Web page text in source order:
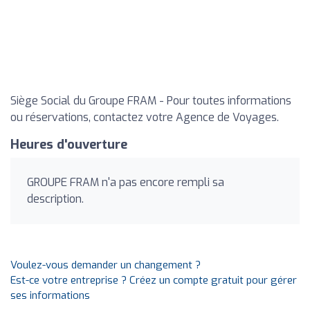
Siège Social du Groupe FRAM - Pour toutes informations
ou réservations, contactez votre Agence de Voyages.
Heures d'ouverture
GROUPE FRAM n'a pas encore rempli sa
description.
Voulez-vous demander un changement ?
Est-ce votre entreprise ? Créez un compte gratuit pour gérer
ses informations